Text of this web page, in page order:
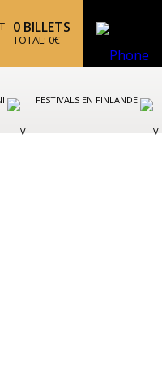
0 BILLETS
TOTAL: 0€
FESTIVALS EN FINLANDE